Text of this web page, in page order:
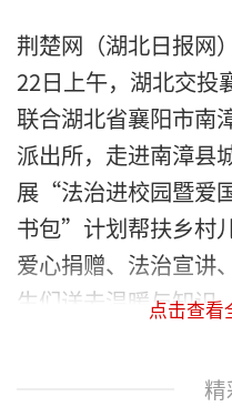
荆楚网（湖北日报网
22日上午，湖北交投
联合湖北省襄阳市南
派出所，走进南漳县
展“法治进校园暨
书包”计划帮扶乡村
爱心捐赠、法治宣讲
生们送去温暖与知识
点击查看